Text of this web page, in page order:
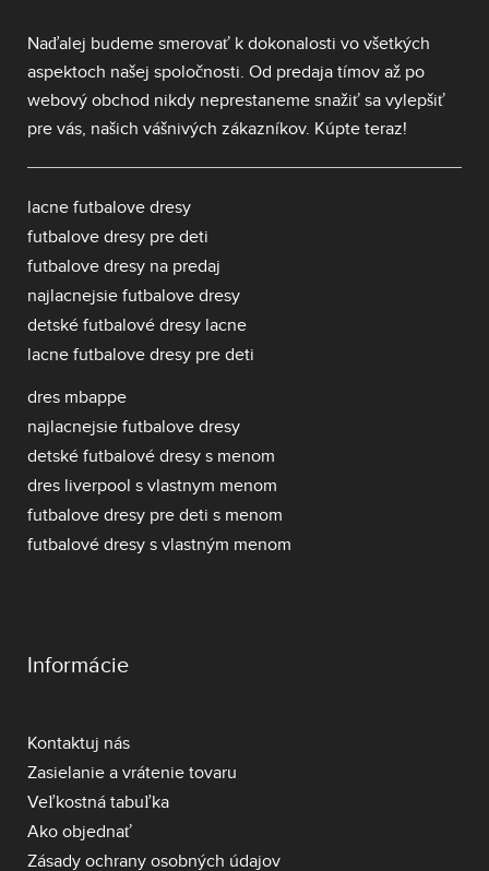
Naďalej budeme smerovať k dokonalosti vo všetkých
aspektoch našej spoločnosti. Od predaja tímov až po
webový obchod nikdy neprestaneme snažiť sa vylepšiť
pre vás, našich vášnivých zákazníkov. Kúpte teraz!
lacne futbalove dresy
futbalove dresy pre deti
futbalove dresy na predaj
najlacnejsie futbalove dresy
detské futbalové dresy lacne
lacne futbalove dresy pre deti
dres mbappe
najlacnejsie futbalove dresy
detské futbalové dresy s menom
dres liverpool s vlastnym menom
futbalove dresy pre deti s menom
futbalové dresy s vlastným menom
Informácie
Kontaktuj nás
Zasielanie a vrátenie tovaru
Veľkostná tabuľka
Ako objednať
Zásady ochrany osobných údajov